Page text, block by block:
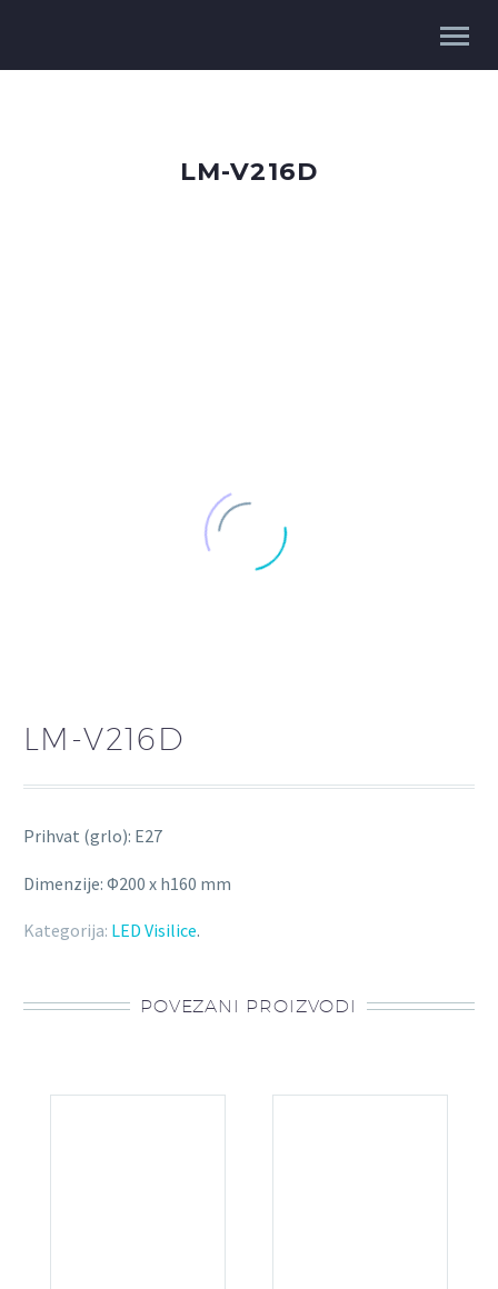
LM-V216D
LM-V216D
Prihvat (grlo): E27
Dimenzije: Φ200 x h160 mm
Kategorija: LED Visilice.
POVEZANI PROIZVODI